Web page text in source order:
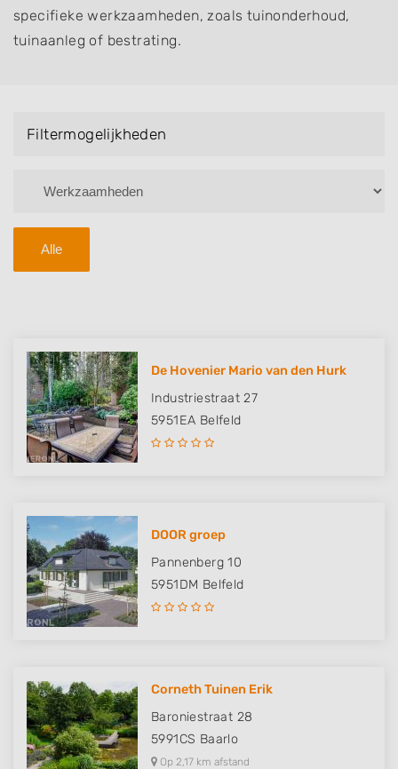
specifieke werkzaamheden, zoals tuinonderhoud,
tuinaanleg of bestrating.
Filtermogelijkheden
Alle
De Hovenier Mario van den Hurk
Industriestraat 27
5951EA Belfeld
DOOR groep
Pannenberg 10
5951DM Belfeld
Corneth Tuinen Erik
Baroniestraat 28
5991CS Baarlo
Op 2,17 km afstand